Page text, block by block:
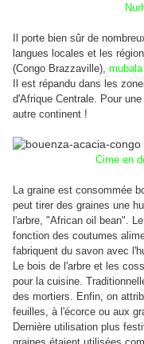
Il porte bien sûr de
langues locales et les
(Congo Brazzaville), mubala
Il est répandu dans les
d'Afrique Centrale. Pour
autre continent !
Cime en
La graine est consommée
peut tirer des graines une
l'arbre, "African oil bean".
fonction des coutumes
fabriquent du savon avec
Le bois de l'arbre et les
pour la cuisine.
des mortiers. Enfin, on
feuilles, à l'écorce ou aux
Dernière utilisation plus